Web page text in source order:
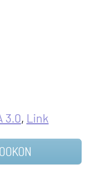
3.0, Link